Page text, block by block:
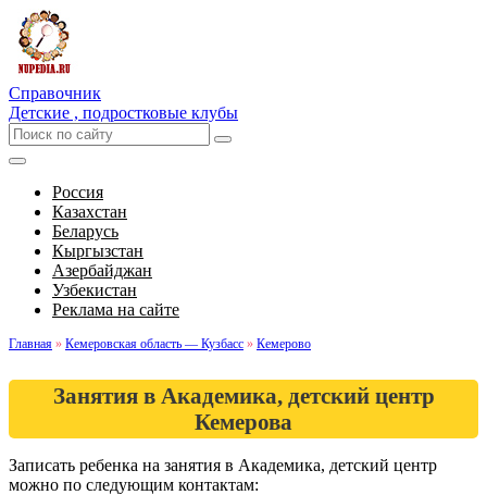
Справочник
Детские , подростковые клубы
Россия
Казахстан
Беларусь
Кыргызстан
Азербайджан
Узбекистан
Реклама на сайте
Главная » Кемеровская область — Кузбасс » Кемерово
Занятия в Академика, детский центр
Кемерова
Записать ребенка на занятия в Академика, детский центр
можно по следующим контактам: